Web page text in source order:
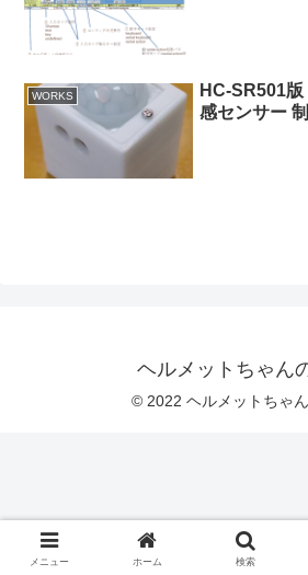
WORKS
HC-SR501
感センサー
ヘルメットちゃん
© 2022 ヘルメットちゃん
メニュー ホーム 検索